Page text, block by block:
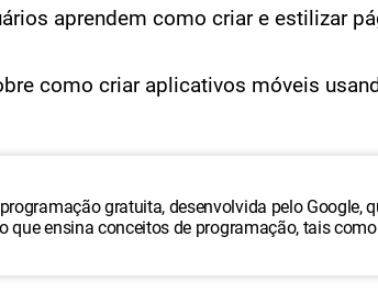
aprendem como criar e estilizar
como criar aplicativos móveis
gratuita, desenvolvida pelo Google,
ensina conceitos de programação, tais